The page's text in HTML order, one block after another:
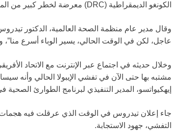
الكونغو الديمقراطية (DRC) معرضة لخطر كبير من المرض.
وقال مدير عام منظمة الصحة العالمية، الدكتور
عاجل، لكن في الوقت الحالي، يسير الوباء أسرع
مشتبه بها حتى الآن في تفشي الإيبولا الحالي وأنه
إيهكيواتسو، المدير التنفيذي لبرنامج الطوارئ
جاء إعلان تيدروس في الوقت الذي عرقلت فيه
التفشي، جهود الاستجابة.